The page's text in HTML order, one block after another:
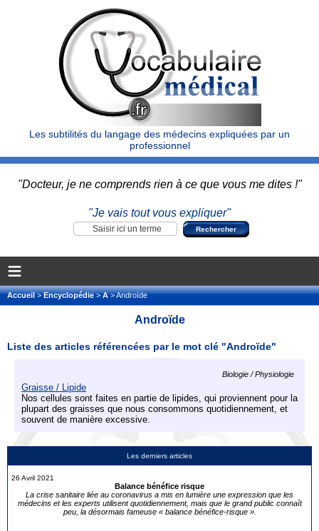
Les subtilités du langage des médecins expliquées par un
professionnel
"Docteur, je ne comprends rien à ce que vous me dites !"
"Je vais tout vous expliquer"
≡
Accueil>Encyclopédie>A> Androïde
Les derniers articles
26 Avril 2021
Balance bénéfice risque
La crise sanitaire liée au coronavirus a mis en lumière une expression que les
médecins et les experts utilisent quotidiennement, mais que le grand public connaît
peu, la désormais fameuse « balance bénéfice-risque ».
Androïde
Liste des articles référencées par le mot clé "Androïde"
Biologie / Physiologie
Graisse / Lipide
Nos cellules sont faites en partie de lipides, qui proviennent pour la
plupart des graisses que nous consommons quotidiennement, et
souvent de manière excessive.